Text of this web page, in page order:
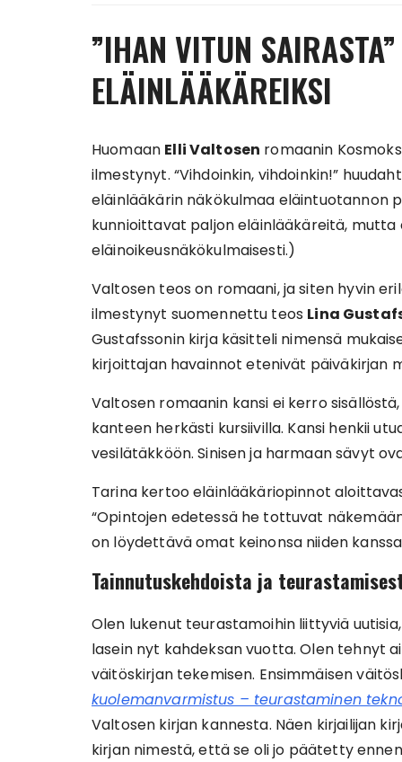
”IHAN VITUN
ELÄINLÄÄKÄREIKSI
Huomaan Elli Valtosen romaanin
ilmestynyt. “Vihdoinkin, vihdoinkin!”
eläinlääkärin näkökulmaa eläintuotannon
kunnioittavat paljon eläinlääkäreitä, mutta
eläinoikeusnäkökulmaisesti.)
Valtosen teos on romaani, ja siten hyvin
ilmestynyt suomennettu teos Lina
Gustafssonin kirja käsitteli nimensä
kirjoittajan havainnot etenivät päiväkirjan
Valtosen romaanin kansi ei kerro
kanteen herkästi kursiivilla. Kansi henkii
vesilätäkköön. Sinisen ja harmaan sävyt
Tarina kertoo eläinlääkäriopinnot
“Opintojen edetessä he tottuvat
on löydettävä omat keinonsa niiden
Tainnutuskehdoista ja
Olen lukenut teurastamoihin liittyviä
lasein nyt kahdeksan vuotta. Olen tehnyt
väitöskirjan tekemisen. Ensimmäisen
kuolemanvarmistus – teurastaminen
Valtosen kirjan kannesta. Näen kirjailijan
kirjan nimestä, että se oli jo päätetty